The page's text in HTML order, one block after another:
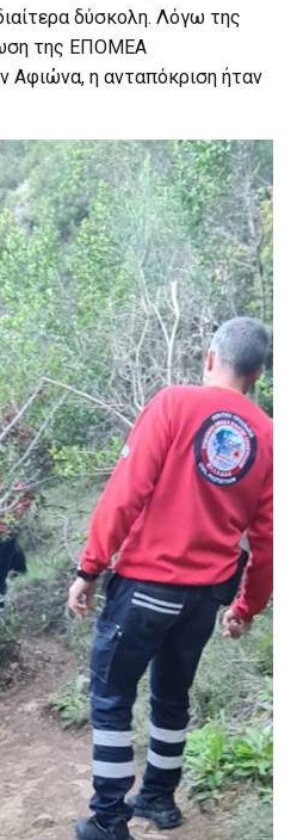
δύσκολη. Λόγω της
της ΕΠΟΜΕΑ
Αφιώνα, η ανταπόκριση ήταν